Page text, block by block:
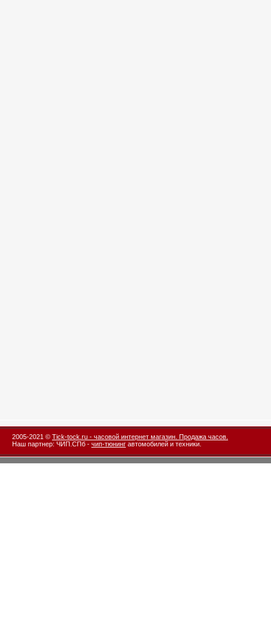
2005-2021 © Tick-tock.ru - часовой интернет магазин. Продажа часов.
Наш партнер: ЧИП.СПб - чип-тюнинг автомобилей и техники.